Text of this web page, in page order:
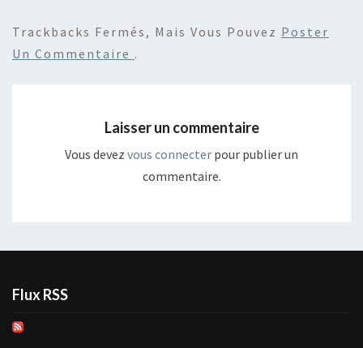
Trackbacks Fermés, Mais Vous Pouvez Poster
Un Commentaire .
Laisser un commentaire
Vous devez vous connecter pour publier un
commentaire.
Flux RSS